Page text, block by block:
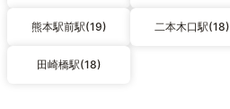
熊本駅前駅(19) 二本木口駅(18)
田崎橋駅(18)